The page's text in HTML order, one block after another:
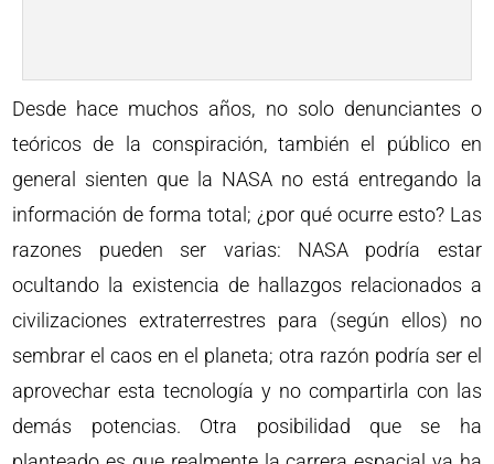
Desde hace muchos años, no solo denunciantes o
teóricos de la conspiración, también el público en
general sienten que la NASA no está entregando la
información de forma total; ¿por qué ocurre esto? Las
razones pueden ser varias: NASA podría estar
ocultando la existencia de hallazgos relacionados a
civilizaciones extraterrestres para (según ellos) no
sembrar el caos en el planeta; otra razón podría ser el
aprovechar esta tecnología y no compartirla con las
demás potencias. Otra posibilidad que se ha